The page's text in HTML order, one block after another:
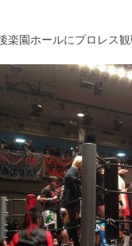
楽園ホールにプロレス